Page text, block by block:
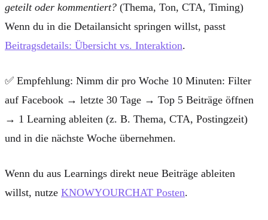
geteilt oder kommentiert? (Thema, Ton, CTA, Timing)
Wenn du in die Detailansicht springen willst, passt
Beitragsdetails: Übersicht vs. Interaktion.
✅ Empfehlung: Nimm dir pro Woche 10 Minuten: Filter
auf Facebook → letzte 30 Tage → Top 5 Beiträge öffnen
→ 1 Learning ableiten (z. B. Thema, CTA, Postingzeit)
und in die nächste Woche übernehmen.
Wenn du aus Learnings direkt neue Beiträge ableiten
willst, nutze KNOWYOURCHAT Posten.